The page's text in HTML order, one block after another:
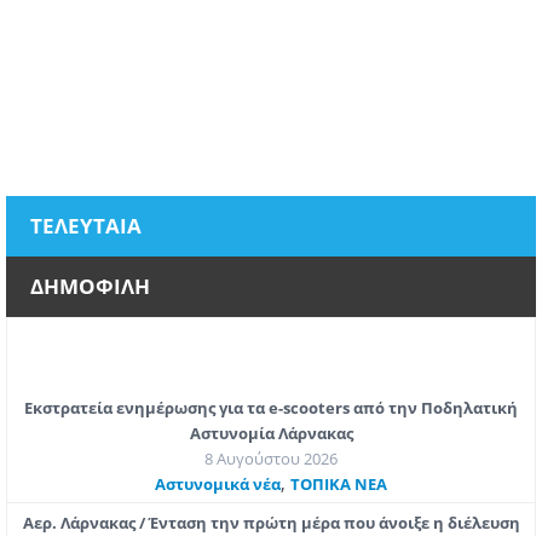
ΤΕΛΕΥΤΑΙΑ
ΔΗΜΟΦΙΛΗ
Εκστρατεία ενημέρωσης για τα e-scooters από την Ποδηλατική
Αστυνομία Λάρνακας
8 Αυγούστου 2026
Aστυνομικά νέα, ΤΟΠΙΚΑ ΝΕΑ
Αερ. Λάρνακας / Ένταση την πρώτη μέρα που άνοιξε η διέλευση